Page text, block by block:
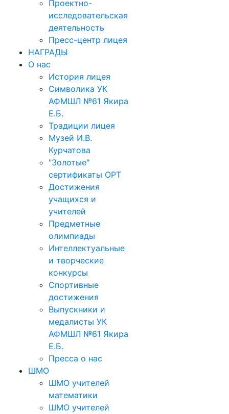
Проектно-
исследовательская
деятельность
Пресс-центр лицея
НАГРАДЫ
О нас
История лицея
Символика УК
АФМШЛ №61 Якира
Е.Б.
Традиции лицея
Музей И.В.
Курчатова
"Золотые"
сертификаты ОРТ
Достижения
учащихся и
учителей
Предметные
олимпиады
Интеллектуальные
и творческие
конкурсы
Спортивные
достижения
Выпускники и
медалисты УК
АФМШЛ №61 Якира
Е.Б.
Пресса о нас
ШМО
ШМО учителей
математики
ШМО учителей